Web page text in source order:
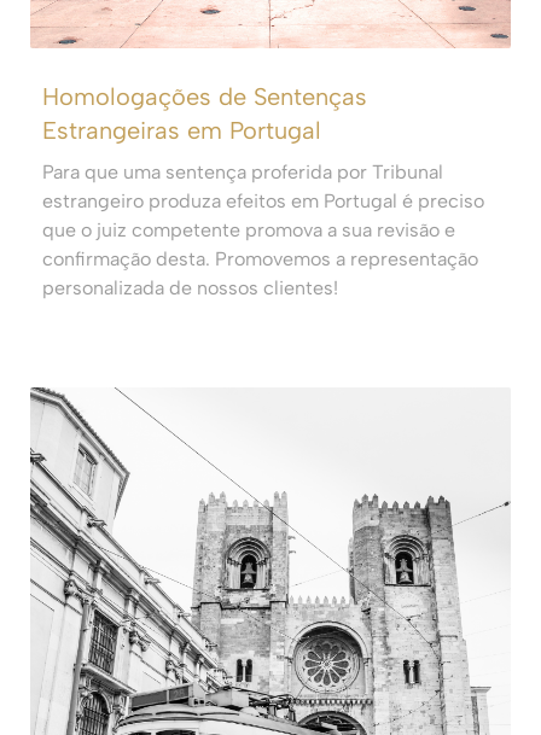
Homologações de Sentenças
Estrangeiras em Portugal
Para que uma sentença proferida por Tribunal
estrangeiro produza efeitos em Portugal é preciso
que o juiz competente promova a sua revisão e
confirmação desta. Promovemos a representação
personalizada de nossos clientes!